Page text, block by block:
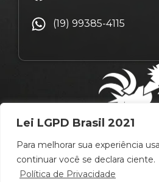
Lei LGPD Brasil 2021
Para melhorar sua experiência
continuar você se declara ciente.
Política de Privacidade
(19) 99385-4115